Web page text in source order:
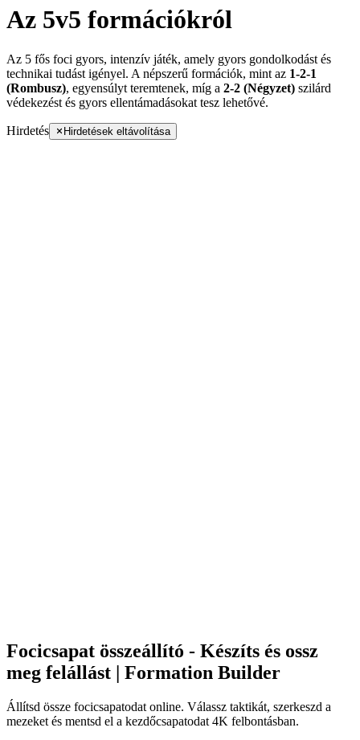
Az 5v5 formációkról
Az 5 fős foci gyors, intenzív játék, amely gyors gondolkodást és
technikai tudást igényel. A népszerű formációk, mint az 1-2-1
(Rombusz), egyensúlyt teremtenek, míg a 2-2 (Négyzet) szilárd
védekezést és gyors ellentámadásokat tesz lehetővé.
Hirdetés Hirdetések eltávolítása
Focicsapat összeállító - Készíts és ossz
meg felállást | Formation Builder
Állítsd össze focicsapatodat online. Válassz taktikát, szerkeszd a
mezeket és mentsd el a kezdőcsapatodat 4K felbontásban.